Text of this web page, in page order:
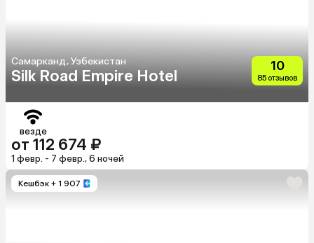
Самарканд, Узбекистан
Silk Road Empire Hotel
10
85 отзывов
везде
от 112 674 ₽
1 февр. - 7 февр., 6 ночей
Кешбэк + 1 907